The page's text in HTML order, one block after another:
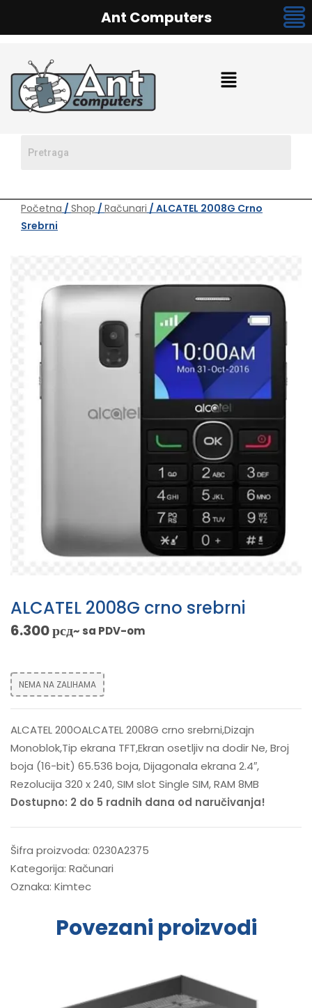
Početna / Shop / Računari / ALCATEL 2008G Crno
Srebrni
ALCATEL 2008G crno srebrni
6.300рсд~ sa PDV-om
NEMA NA ZALIHAMA
ALCATEL 200OALCATEL 2008G crno srebrni,Dizajn
Monoblok,Tip ekrana TFT,Ekran osetljiv na dodir Ne, Broj
boja (16-bit) 65.536 boja, Dijagonala ekrana 2.4″,
Rezolucija 320 x 240, SIM slot Single SIM, RAM 8MB
Dostupno: 2 do 5 radnih dana od naručivanja!
Šifra proizvoda: 0230A2375
Kategorija: Računari
Oznaka: Kimtec
Povezani proizvodi
Ant Computers